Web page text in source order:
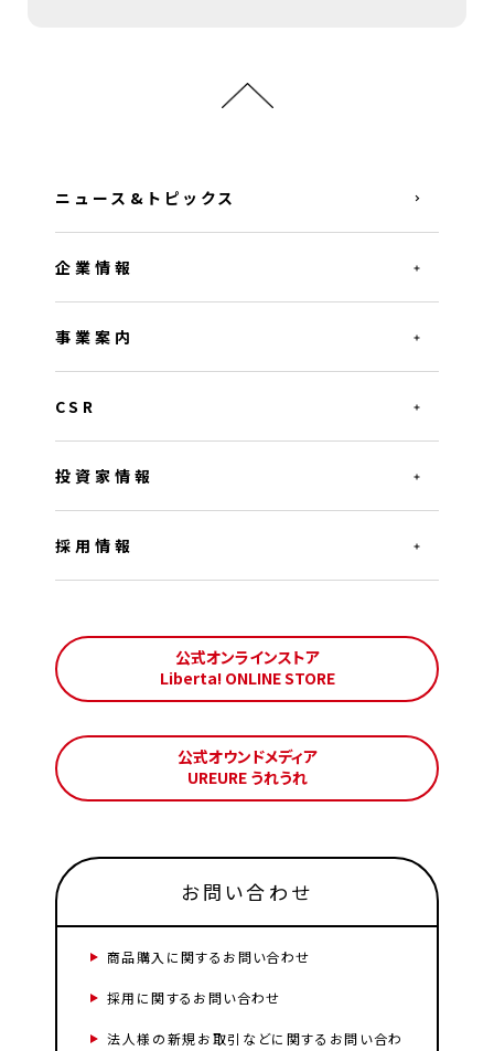
ニュース&トピックス
企業情報
事業案内
CSR
投資家情報
採用情報
公式オンラインストア
Liberta! ONLINE STORE
公式オウンドメディア
UREURE うれうれ
お問い合わせ
商品購入に関するお問い合わせ
採用に関するお問い合わせ
法人様の新規お取引などに関するお問い合わ